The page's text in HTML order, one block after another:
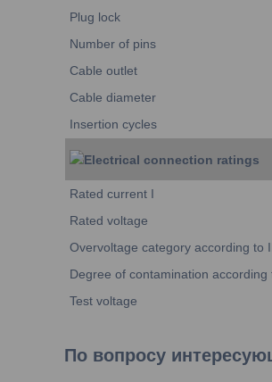
Plug lock
Number of pins
Cable outlet
Cable diameter
Insertion cycles
Electrical connection ratings
Rated current I
Rated voltage
Overvoltage category according to
Degree of contamination according
Test voltage
По вопросу